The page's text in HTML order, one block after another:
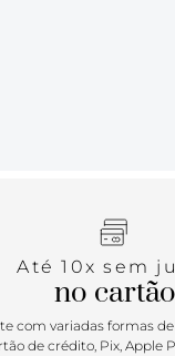
Até 10x sem
no cartão
com variadas formas
de crédito, Pix, Apple